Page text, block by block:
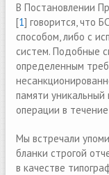
В Постановлении
[1] говорится, что
способом, либо с
систем. Подобные
определенным
памяти
операции в
Mы встречали
бланки строгой
в качестве